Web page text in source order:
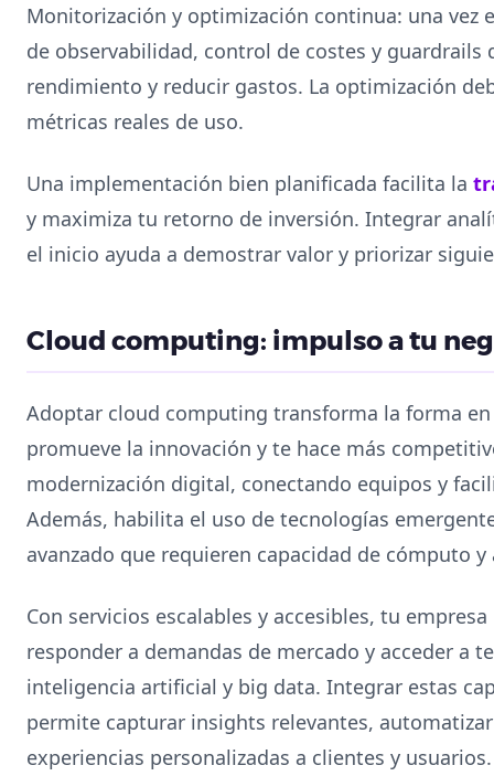
Monitorización y optimización continua: una vez
de observabilidad, control de costes y
rendimiento y reducir gastos. La optimización
métricas reales de uso.
Una implementación bien planificada facilita la
y maximiza tu retorno de inversión. Integrar
el inicio ayuda a demostrar valor y priorizar
Cloud computing: impulso a tu
Adoptar cloud computing transforma la forma
promueve la innovación y te hace más
modernización digital, conectando equipos y
Además, habilita el uso de tecnologías
avanzado que requieren capacidad de cómputo
Con servicios escalables y accesibles, tu
responder a demandas de mercado y acceder a
inteligencia artificial y big data. Integrar estas
permite capturar insights relevantes,
experiencias personalizadas a clientes y usuarios.